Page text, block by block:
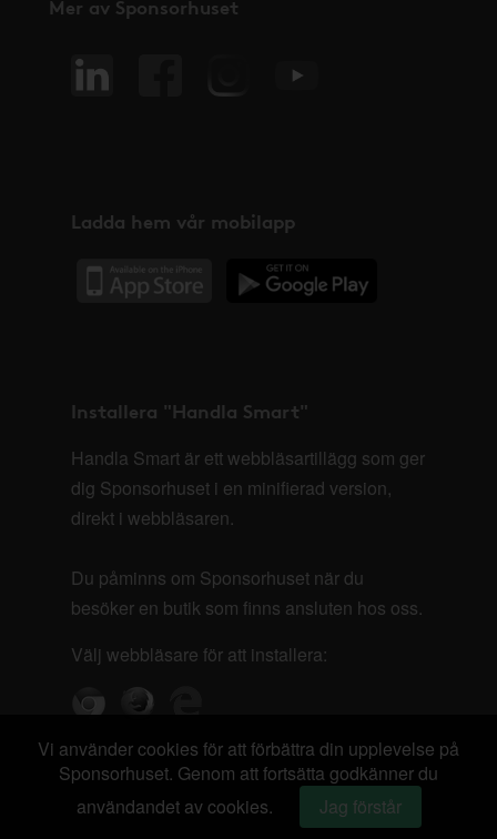
Mer av Sponsorhuset
Ladda hem vår mobilapp
Installera "Handla Smart"
Handla Smart är ett webbläsartillägg som ger
dig Sponsorhuset i en minifierad version,
direkt i webbläsaren.
Du påminns om Sponsorhuset när du
besöker en butik som finns ansluten hos oss.
Välj webbläsare för att installera:
Vi använder cookies för att förbättra din upplevelse på
Sponsorhuset. Genom att fortsätta godkänner du
användandet av cookies.
Jag förstår